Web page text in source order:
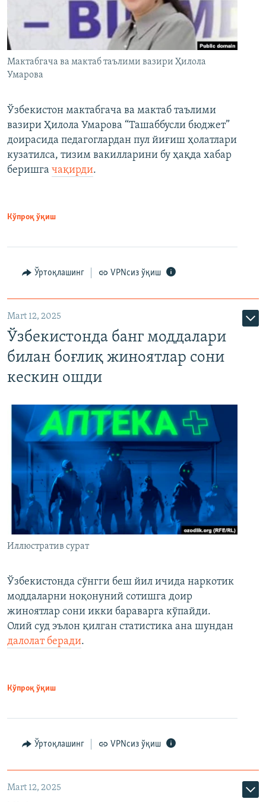
Мактабгача ва мактаб таълими вазири Ҳилола
Умарова
Ўзбекистон мактабгача ва мактаб таълими
вазири Ҳилола Умарова “Ташаббусли бюджет”
доирасида педагоглардан пул йиғиш ҳолатлари
кузатилса, тизим вакилларини бу ҳақда хабар
беришга чақирди.
Кўпроқ ўқиш
Ўртоқлашинг VPNсиз ўқиш
Mart 12, 2025
Ўзбекистонда банг моддалари
билан боғлиқ жиноятлар сони
кескин ошди
Иллюстратив сурат
Ўзбекистонда сўнгги беш йил ичида наркотик
моддаларни ноқонуний сотишга доир
жиноятлар сони икки бараварга кўпайди.
Олий суд эълон қилган статистика ана шундан
далолат беради.
Кўпроқ ўқиш
Ўртоқлашинг VPNсиз ўқиш
Mart 12, 2025